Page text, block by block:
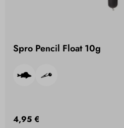
Spro Pencil Float 10g
4,95 €